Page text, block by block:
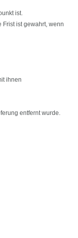
ist.
ist gewahrt, wenn
ihnen
entfernt wurde.